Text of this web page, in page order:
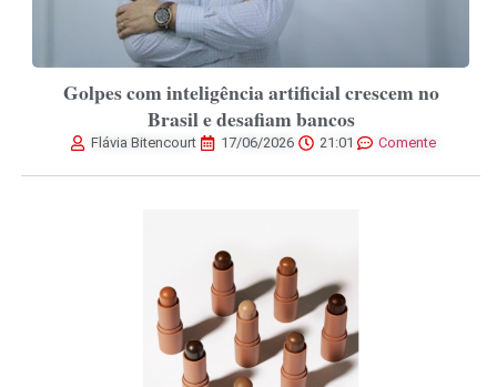
Golpes com inteligência artificial crescem no
Brasil e desafiam bancos
Flávia Bitencourt 17/06/2026 21:01 Comente